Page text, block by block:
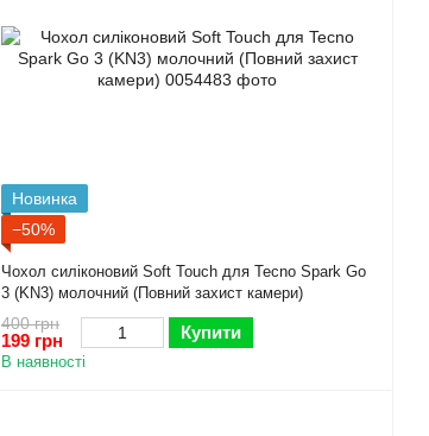
Новинка
−50%
Чохол силіконовий Soft Touch для Tecno Spark Go
3 (KN3) молочний (Повний захист камери)
400 грн
199 грн Купити
В наявності